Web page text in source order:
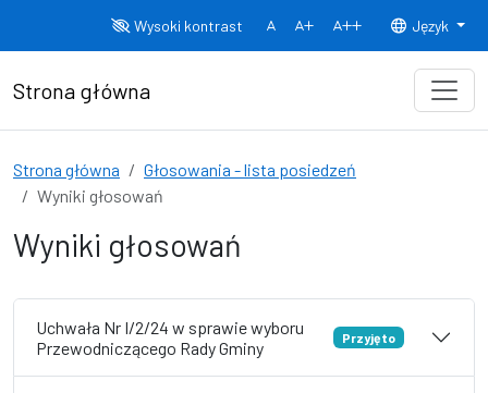
Wysoki kontrast
Normalny rozmiar czcionki
Rozmiar czcionki 150% Rozmiar
Język
Strona główna
Strona główna
Głosowania - lista posiedzeń
Wyniki głosowań
Wyniki głosowań
Uchwała Nr I/2/24 w sprawie wyboru
Przewodniczącego Rady Gminy
Przyjęto